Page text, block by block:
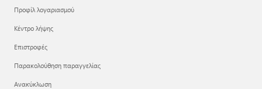
Προφίλ λογαριασμού
Κέντρο λήψης
Επιστροφές
Παρακολούθηση παραγγελίας
Ανακύκλωση